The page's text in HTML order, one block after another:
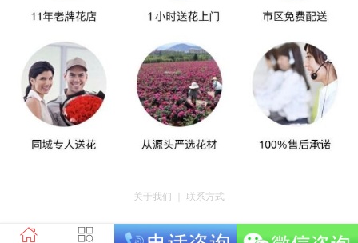
关于我们 联系方式
版权所有：荣昌区昌州街道爱神鲜花店 地址：重庆市荣昌区昌州街道迎宾大道
南段3号35幢4-20 电话：tel023-46761716